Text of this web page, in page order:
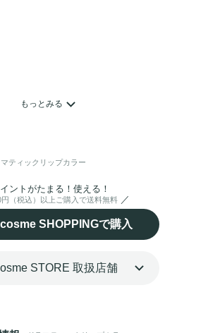
メーカー調べ。効果には個人差があり
かで透明感＆うるおい続く透け感
唇がやわらかそうな色が続くふんわり
カラー
もっとみる
マティックリップカラー
ントがたまる！使える！
円（税込）以上ご購入で送料無料
SHOPPINGで購入
STORE 取扱店舗